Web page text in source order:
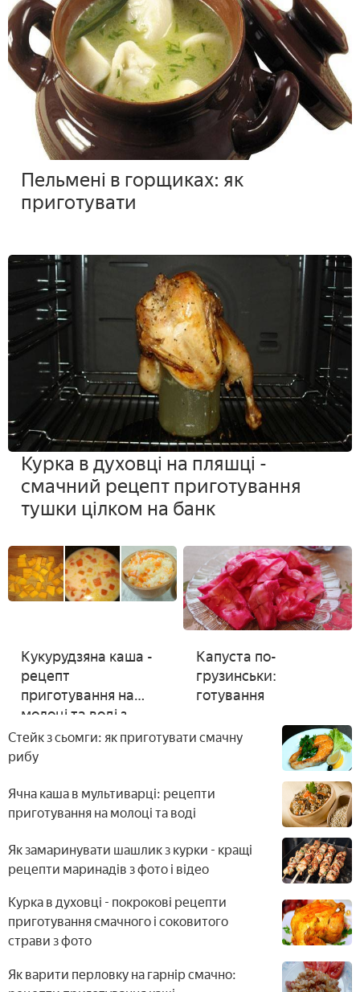
Пельмені в горщиках: як
приготувати
Курка в духовці на пляшці -
смачний рецепт приготування
тушки цілком на банк
Кукурудзяна каша -
рецепт
приготування на
молоці та воді з
фото
Капуста по-
грузинськи:
готування
Стейк з сьомги: як приготувати смачну
рибу
Ячна каша в мультиварці: рецепти
приготування на молоці та воді
Як замаринувати шашлик з курки - кращі
рецепти маринадів з фото і відео
Курка в духовці - покрокові рецепти
приготування смачного і соковитого
страви з фото
Як варити перловку на гарнір смачно: